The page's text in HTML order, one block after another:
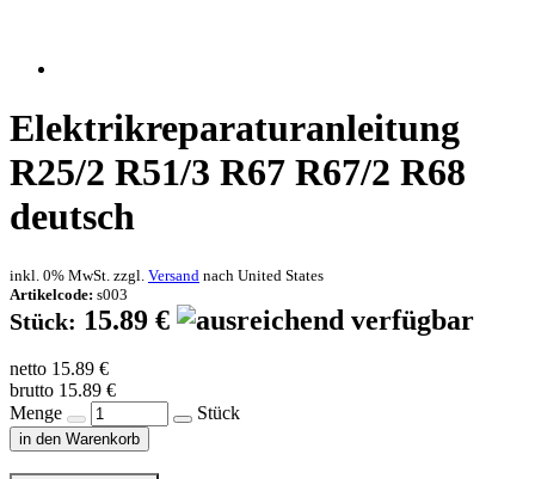
Elektrikreparaturanleitung
R25/2 R51/3 R67 R67/2 R68
deutsch
inkl. 0% MwSt. zzgl. Versand nach United States
Artikelcode: s003
Stück: 15.89 €
netto 15.89 €
brutto 15.89 €
Menge
Stück
in den Warenkorb